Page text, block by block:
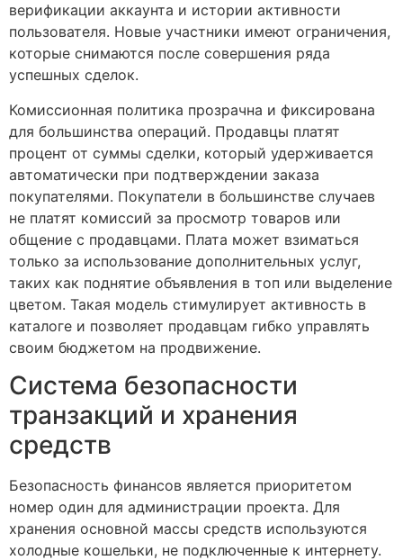
верификации аккаунта и истории активности
пользователя. Новые участники имеют ограничения,
которые снимаются после совершения ряда
успешных сделок.
Комиссионная политика прозрачна и фиксирована
для большинства операций. Продавцы платят
процент от суммы сделки, который удерживается
автоматически при подтверждении заказа
покупателями. Покупатели в большинстве случаев
не платят комиссий за просмотр товаров или
общение с продавцами. Плата может взиматься
только за использование дополнительных услуг,
таких как поднятие объявления в топ или выделение
цветом. Такая модель стимулирует активность в
каталоге и позволяет продавцам гибко управлять
своим бюджетом на продвижение.
Система безопасности
транзакций и хранения
средств
Безопасность финансов является приоритетом
номер один для администрации проекта. Для
хранения основной массы средств используются
холодные кошельки, не подключенные к интернету.